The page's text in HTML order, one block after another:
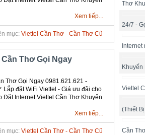
Xem tiếp...
mục: Viettel Cần Thơ - Cần Thơ Cũ
Thơ Gọi Ngay
Thơ Gọi Ngay 0981.621.621 -
đặt WiFi Viettel - Giá ưu đãi cho
Đặt Internet Viettel Cần Thơ Khuyến
Xem tiếp...
mục: Viettel Cần Thơ - Cần Thơ Cũ
Thơ
24/7 -
Internet
Khuyến
Viettel
(Thiết
Cần